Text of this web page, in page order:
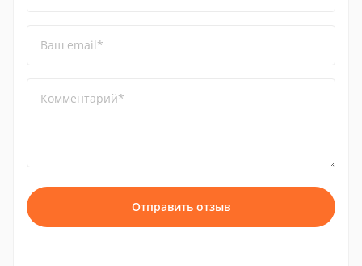
Ваш email*
Комментарий*
Отправить отзыв